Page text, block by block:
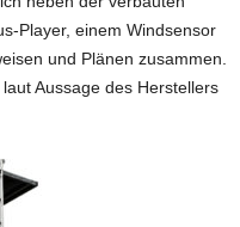
Player, einem Windsensor
und Plänen zusammen.
Aussage des Herstellers